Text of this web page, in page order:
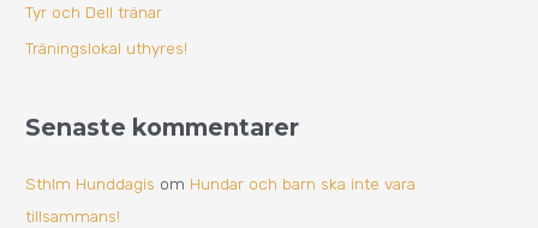
:Tyr och Dell tränar
Träningslokal uthyres!
Senaste kommentarer
Sthlm Hunddagis om Hundar och barn ska inte vara
tillsammans!